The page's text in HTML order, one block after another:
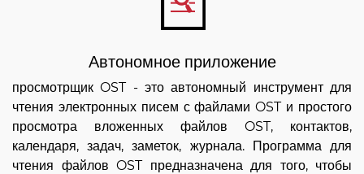
Автономное приложение
просмотрщик OST - это автономный инструмент для
чтения электронных писем с файлами OST и простого
просмотра вложенных файлов OST, контактов,
календаря, задач, заметок, журнала. Программа для
чтения файлов OST предназначена для того, чтобы